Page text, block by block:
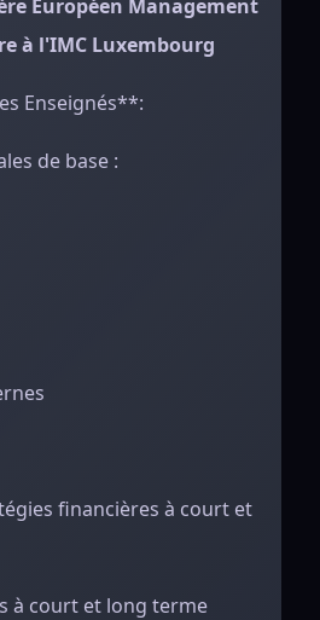
Européen Management
à l'IMC Luxembourg
Enseignés**:
de base :
financières à court et
à court et long terme